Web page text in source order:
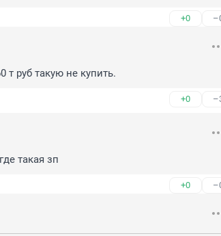
+0
т руб такую не купить.
+0
такая зп
+0